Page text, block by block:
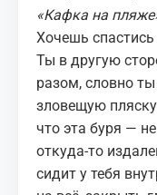
«Кафка на пляже
Хочешь
Ты в другую
разом, словно ты
зловещую
что эта буря —
откуда-то
сидит у тебя